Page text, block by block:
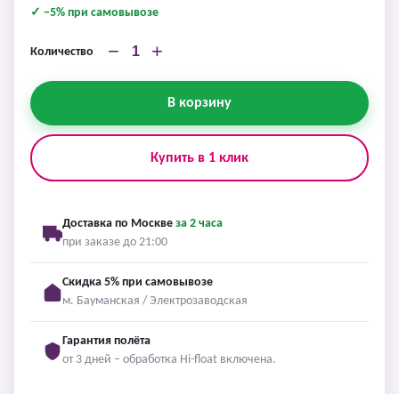
✓ −5% при самовывозе
Количество − +
В корзину
Купить в 1 клик
Доставка по Москве за 2 часа
при заказе до 21:00
Скидка 5% при самовывозе
м. Бауманская / Электрозаводская
Гарантия полёта
от 3 дней – обработка Hi-float включена.